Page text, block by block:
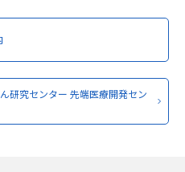
研究センター 先端医療開発セン